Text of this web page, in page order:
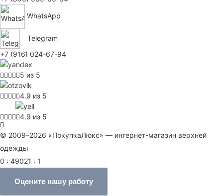
WhatsApp
Telegram
+7 (916) 024-67-94
5 из 5
4.9 из 5
4.9 из 5
© 2009–2026 «ПокупкаЛюкс» — интернет-магазин верхней
одежды
0 : 49021 : 1
Оцените нашу работу